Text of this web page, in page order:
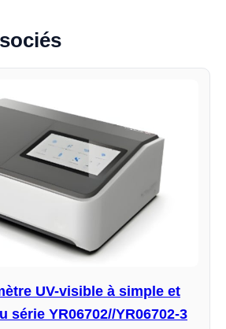
UV-visible à simple et
série YR06702//YR06702-3